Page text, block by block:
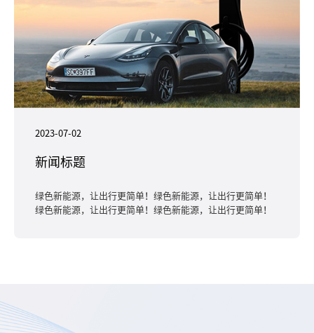
2023-07-02
新闻标题
绿色新能源，让出行更简单！绿色新能源，让出行更简单！
绿色新能源，让出行更简单！绿色新能源，让出行更简单！